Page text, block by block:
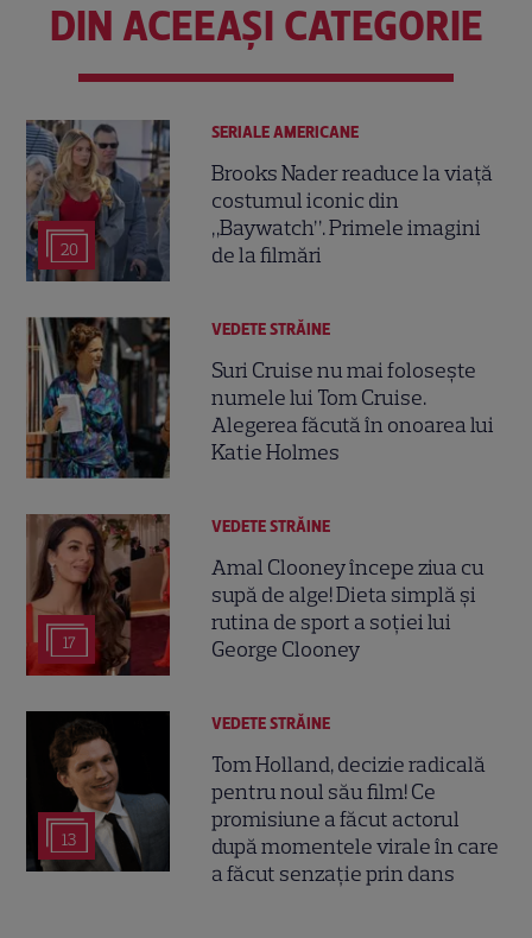
DIN ACEEAȘI CATEGORIE
20
SERIALE AMERICANE
Brooks Nader readuce la viață
costumul iconic din
„Baywatch”. Primele imagini
de la filmări
VEDETE STRĂINE
Suri Cruise nu mai folosește
numele lui Tom Cruise.
Alegerea făcută în onoarea lui
Katie Holmes
17
VEDETE STRĂINE
Amal Clooney începe ziua cu
supă de alge! Dieta simplă și
rutina de sport a soției lui
George Clooney
13
VEDETE STRĂINE
Tom Holland, decizie radicală
pentru noul său film! Ce
promisiune a făcut actorul
după momentele virale în care
a făcut senzație prin dans